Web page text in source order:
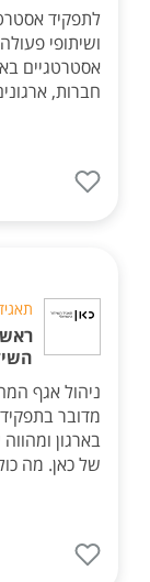
לתפקיד
ושיתופי
אסטרטגיים
חברות,
ניהול אגף
מדובר
בארגון
של כאן. מה